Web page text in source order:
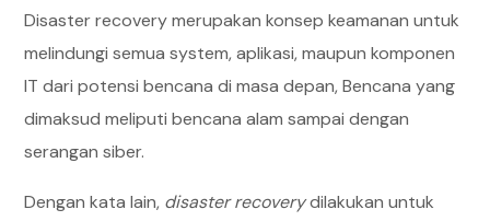
Disaster recovery merupakan konsep keamanan untuk
melindungi semua system, aplikasi, maupun komponen
IT dari potensi bencana di masa depan, Bencana yang
dimaksud meliputi bencana alam sampai dengan
serangan siber.
Dengan kata lain, disaster recoverydilakukan untuk